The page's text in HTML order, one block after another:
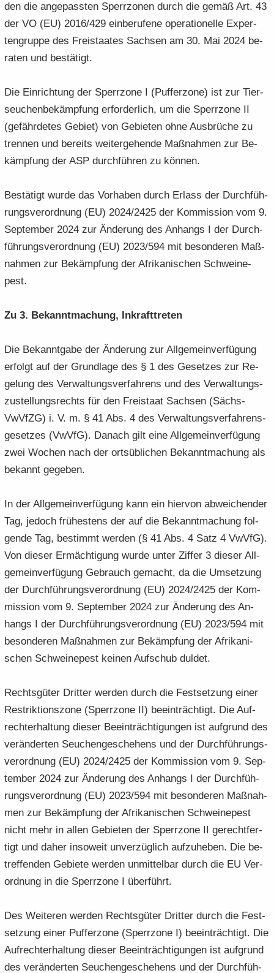
den die an­ge­pass­ten Sperr­zo­nen durch die gemäß Art. 43
der VO (EU) 2016/429 ein­be­ru­fe­ne ope­ra­tio­nel­le Ex­per­
ten­grup­pe des Frei­staa­tes Sach­sen am 30. Mai 2024 be­
ra­ten und be­stä­tigt.
Die Ein­rich­tung der Sperr­zo­ne I (Puf­fer­zo­ne) ist zur Tier­
seu­chen­be­kämp­fung er­for­der­lich, um die Sperr­zo­ne II
(ge­fähr­de­tes Ge­biet) von Ge­bie­ten ohne Aus­brü­che zu
tren­nen und be­reits wei­ter­ge­hen­de Maß­nah­men zur Be­
kämp­fung der ASP durch­füh­ren zu kön­nen.
Be­stä­tigt wurde das Vor­ha­ben durch Er­lass der Durch­füh­
rungs­ver­ord­nung (EU) 2024/2425 der Kom­mis­si­on vom 9.
Sep­tem­ber 2024 zur Än­de­rung des An­hangs I der Durch­
füh­rungs­ver­ord­nung (EU) 2023/594 mit be­son­de­ren Maß­
nah­men zur Be­kämp­fung der Afri­ka­ni­schen Schwei­ne­
pest.
Zu 3. Be­kannt­ma­chung, In­kraft­tre­ten
Die Be­kannt­ga­be der Än­de­rung zur All­ge­mein­ver­fü­gung
er­folgt auf der Grund­la­ge des § 1 des Ge­set­zes zur Re­
ge­lung des Ver­wal­tungs­ver­fah­rens und des Ver­wal­tungs­
zu­stel­lungs­rechts für den Frei­staat Sach­sen (Sächs­
VwVfZG) i. V. m. § 41 Abs. 4 des Ver­wal­tungs­ver­fah­rens­
ge­set­zes (VwVfG). Da­nach gilt eine All­ge­mein­ver­fü­gung
zwei Wo­chen nach der orts­üb­li­chen Be­kannt­ma­chung als
be­kannt ge­ge­ben.
In der All­ge­mein­ver­fü­gung kann ein hier­von ab­wei­chen­der
Tag, je­doch frü­hes­tens der auf die Be­kannt­ma­chung fol­
gen­de Tag, be­stimmt wer­den (§ 41 Abs. 4 Satz 4 VwVfG).
Von die­ser Er­mäch­ti­gung wurde unter Zif­fer 3 die­ser All­
ge­mein­ver­fü­gung Ge­brauch ge­macht, da die Um­set­zung
der Durch­füh­rungs­ver­ord­nung (EU) 2024/2425 der Kom­
mis­si­on vom 9. Sep­tem­ber 2024 zur Än­de­rung des An­
hangs I der Durch­füh­rungs­ver­ord­nung (EU) 2023/594 mit
be­son­de­ren Maß­nah­men zur Be­kämp­fung der Afri­ka­ni­
schen Schwei­ne­pest kei­nen Auf­schub dul­det.
Rechts­gü­ter Drit­ter wer­den durch die Fest­set­zung einer
Re­strik­ti­ons­zo­ne (Sperr­zo­ne II) be­ein­träch­tigt. Die Auf­
recht­erhal­tung die­ser Be­ein­träch­ti­gun­gen ist auf­grund des
ver­än­der­ten Seu­chen­ge­sche­hens und der Durch­füh­rungs­
ver­ord­nung (EU) 2024/2425 der Kom­mis­si­on vom 9. Sep­
tem­ber 2024 zur Än­de­rung des An­hangs I der Durch­füh­
rungs­ver­ord­nung (EU) 2023/594 mit be­son­de­ren Maß­nah­
men zur Be­kämp­fung der Afri­ka­ni­schen Schwei­ne­pest
nicht mehr in allen Ge­bie­ten der Sperr­zo­ne II ge­recht­fer­
tigt und daher in­so­weit un­ver­züg­lich auf­zu­he­ben. Die be­
tref­fen­den Ge­bie­te wer­den un­mit­tel­bar durch die EU Ver­
ord­nung in die Sperr­zo­ne I über­führt.
Des Wei­te­ren wer­den Rechts­gü­ter Drit­ter durch die Fest­
set­zung einer Puf­fer­zo­ne (Sperr­zo­ne I) be­ein­träch­tigt. Die
Auf­recht­erhal­tung die­ser Be­ein­träch­ti­gun­gen ist auf­grund
des ver­än­der­ten Seu­chen­ge­sche­hens und der Durch­füh­